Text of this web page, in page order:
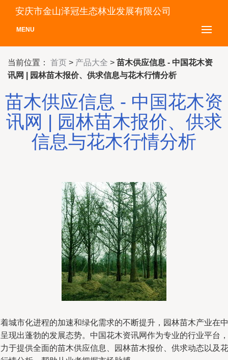
安庆市金山泽冠生态林业发展有限公司
MENU
当前位置： 首页 > 产品大全 > 苗木供应信息 - 中国花木资
讯网 | 园林苗木报价、供求信息与花木行情分析
苗木供应信息 - 中国花木资
讯网 | 园林苗木报价、供求
信息与花木行情分析
城市化进程的加速和绿化需求的不断提升，园林苗木产业在中
现出蓬勃的发展态势。中国花木资讯网作为专业的行业平台，
于提供全面的苗木供应信息、园林苗木报价、供求动态以及花